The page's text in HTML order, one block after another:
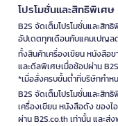
โปรโมชั่นและสิทธิพิเศษ
B2S จัดเต็มโปรโมชั่นและสิท
อัปเดตทุกเดือนกับแคมเปญล
ทั้งสินค้าเครื่องเขียน หนังสือ
และดีลพิเศษเมื่อช้อปผ่าน
*เมื่อสั่งครบขั้นต่ำที่บริษัทกำห
B2S จัดเต็มโปรโมชั่นและสิท
เครื่องเขียน หนังสือดัง ของ
ผ่าน B2S.co.th เท่านั้น และ